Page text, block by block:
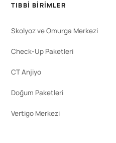
TIBBI BIRIMLER
Skolyoz ve Omurga Merkezi
Check-Up Paketleri
CT Anjiyo
Doğum Paketleri
Vertigo Merkezi